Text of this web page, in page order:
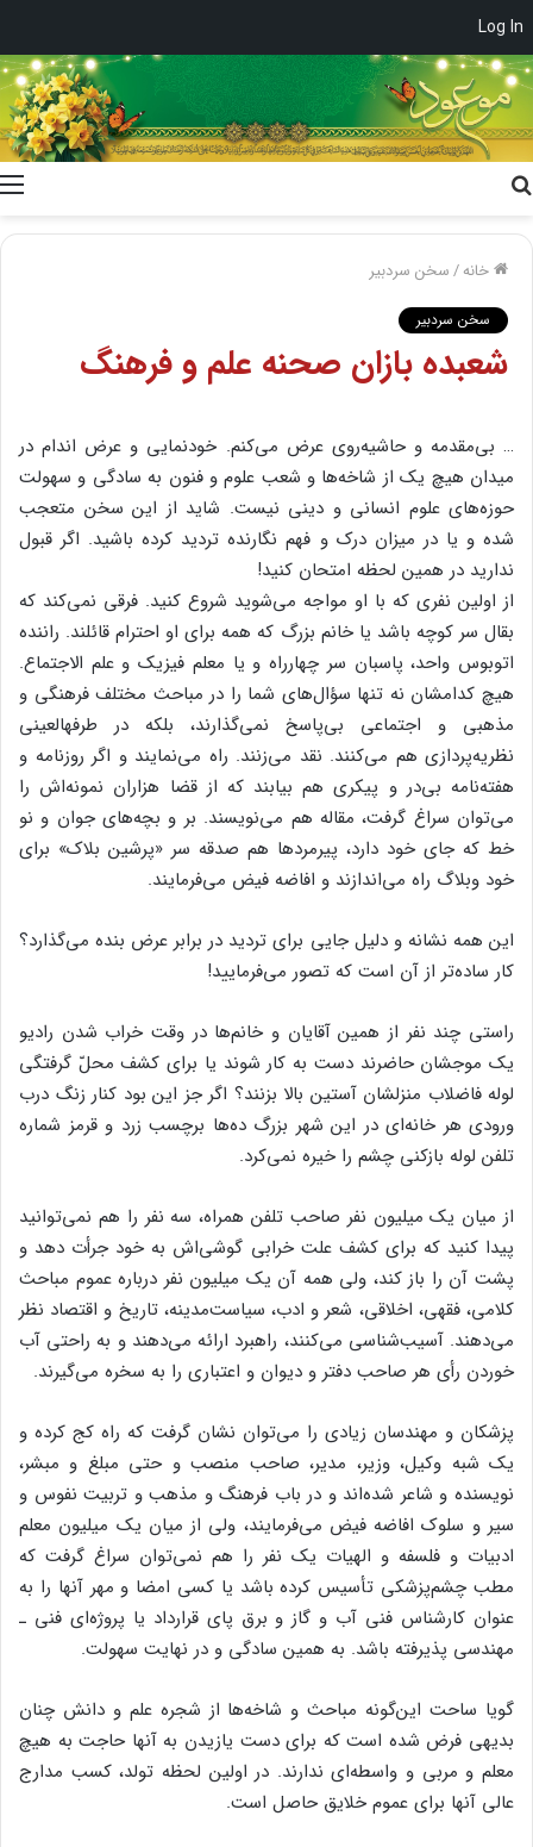
Log In
خانه/سخن سردبیر
سخن سردبیر
شعبده بازان صحنه‌ علم و فرهنگ
… بی‌مقدمه و حاشیه‌روی عرض می‌کنم. خودنمایی و عرض اندام در
میدان هیچ یک از شاخه‌ها و شعب علوم و فنون به سادگی و سهولت
حوزه‌های علوم انسانی و دینی نیست. شاید از این سخن متعجب
شده و یا در میزان درک و فهم نگارنده تردید کرده باشید. اگر قبول
ندارید در همین لحظه امتحان کنید!
از اولین نفری که با او مواجه می‌شوید شروع کنید. فرقی نمی‌کند که
بقال سر کوچه باشد یا خانم بزرگ که همه برای او احترام قائلند. راننده
اتوبوس واحد، پاسبان سر چهارراه و یا معلم فیزیک و علم الاجتماع.
هیچ کدامشان نه تنها سؤال‌های شما را در مباحث مختلف فرهنگی و
مذهبی و اجتماعی بی‌پاسخ نمی‌گذارند، بلکه در طرفهالعینی
نظریه‌پردازی هم می‌کنند. نقد می‌زنند. راه می‌نمایند و اگر روزنامه و
هفته‌نامه بی‌در و پیکری هم بیابند که از قضا هزاران نمونه‌اش را
می‌توان سراغ گرفت، مقاله هم می‌نویسند. بر و بچه‌های جوان و نو
خط که جای خود دارد، پیرمردها هم صدقه سر «پرشین بلاک» برای
خود وبلاگ راه می‌اندازند و افاضه فیض می‌فرمایند.
این همه نشانه و دلیل جایی برای تردید در برابر عرض بنده می‌گذارد؟
کار ساده‌تر از آن است که تصور می‌فرمایید!
راستی چند نفر از همین آقایان و خانم‌ها در وقت خراب شدن رادیو
یک موجشان حاضرند دست به کار شوند یا برای کشف محلّ گرفتگی
لوله فاضلاب منزلشان آستین بالا بزنند؟ اگر جز این بود کنار زنگ درب
ورودی هر خانه‌ای در این شهر بزرگ ده‌ها برچسب زرد و قرمز شماره
تلفن لوله بازکنی چشم را خیره نمی‌کرد.
از میان یک میلیون نفر صاحب تلفن همراه، سه نفر را هم نمی‌توانید
پیدا کنید که برای کشف علت خرابی گوشی‌اش به خود جرأت دهد و
پشت آن را باز کند، ولی همه آن یک میلیون نفر درباره عموم مباحث
کلامی، فقهی، اخلاقی، شعر و ادب، سیاست‌مدینه، تاریخ و اقتصاد نظر
می‌دهند. آسیب‌شناسی می‌کنند، راهبرد ارائه می‌دهند و به راحتی آب
خوردن رأی هر صاحب دفتر و دیوان و اعتباری را به سخره می‌گیرند.
پزشکان و مهندسان زیادی را می‌توان نشان گرفت که راه کج کرده و
یک شبه وکیل، وزیر، مدیر، صاحب منصب و حتی مبلغ و مبشر،
نویسنده و شاعر شده‌‌اند و در باب فرهنگ و مذهب و تربیت نفوس و
سیر و سلوک افاضه فیض می‌فرمایند، ولی از میان یک میلیون معلم
ادبیات و فلسفه و الهیات یک نفر را هم نمی‌توان سراغ گرفت که
مطب چشم‌پزشکی تأسیس کرده باشد یا کسی امضا و مهر آنها را به
عنوان کارشناس فنی آب و گاز و برق پای قرارداد یا پروژه‌ای فنی ـ
مهندسی پذیرفته باشد. به همین سادگی و در نهایت سهولت.
گویا ساحت این‌گونه مباحث و شاخه‌ها از شجره علم و دانش چنان
بدیهی فرض شده است که برای دست یازیدن به آنها حاجت به هیچ
معلم و مربی و واسطه‌ای ندارند. در اولین لحظه تولد، کسب مدارج
عالی آنها برای عموم خلایق حاصل است.